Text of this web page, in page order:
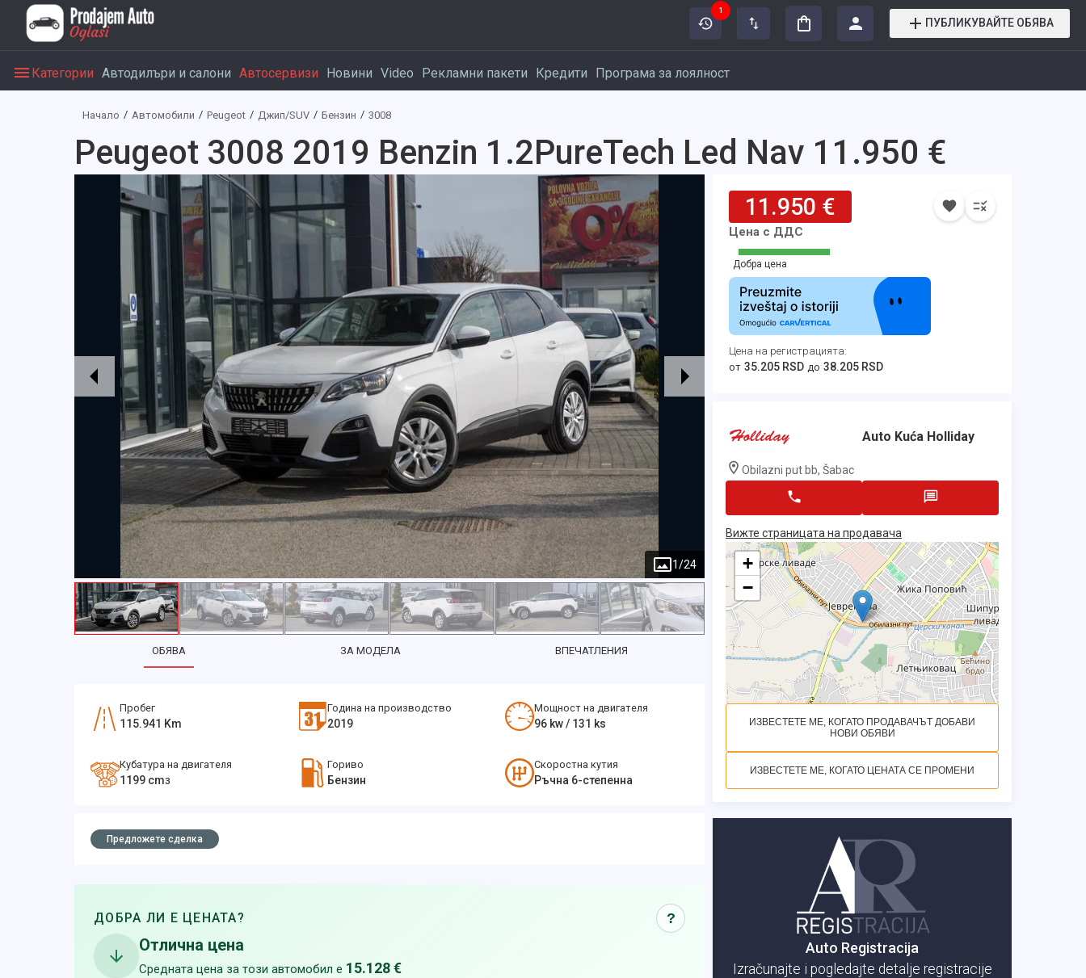
1
ПУБЛИКУВАЙТЕ ОБЯВА
Категории Автодилъри и салони Автосервизи Новини Video Рекламни пакети Кредити Програма за лоялност
Начало Автомобили Peugeot Джип/SUV Бензин 3008
Peugeot 3008 2019 Benzin 1.2PureTech Led Nav 11.950 €
1/24
ОБЯВА ЗА МОДЕЛА ВПЕЧАТЛЕНИЯ
Пробег
115.941 Km
Година на производство
2019
Мощност на двигателя
96 kw / 131 ks
Кубатура на двигателя
1199 cm3
Гориво
Бензин
Скоростна кутия
Ръчна 6-степенна
Предложете сделка
ДОБРА ЛИ Е ЦЕНАТА? ?
Отлична цена
Средната цена за този автомобил е 15.128 €
11.950 €
Цена с ДДС
Добра цена
Цена на регистрацията:
от 35.205 RSD до 38.205 RSD
Auto Kuća Holliday
Obilazni put bb, Šabac
Вижте страницата на продавача
+
−
ИЗВЕСТЕТЕ МЕ, КОГАТО ПРОДАВАЧЪТ ДОБАВИ
НОВИ ОБЯВИ
ИЗВЕСТЕТЕ МЕ, КОГАТО ЦЕНАТА СЕ ПРОМЕНИ
Auto Registracija
Izračunajte i pogledajte detalje registracije